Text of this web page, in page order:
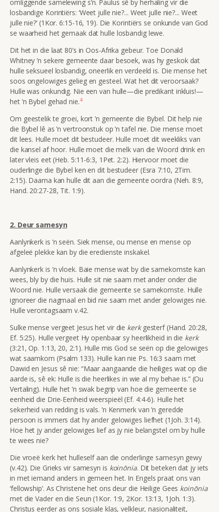
omliggende samelewing s’n. Paulus sê by herhaling vir die
losbandige Korintiërs: ‘Weet julle nie?... Weet julle nie?... Weet
julle nie?’ (1Kor. 6:15-16, 19). Die Korintiërs se onkunde van God
se waarheid het gemaak dat hulle losbandig lewe.
Dit het in die laat 80’s in Oos-Afrika gebeur. Toe Donald
Whitney ’n sekere gemeente daar besoek, was hy geskok dat
hulle seksueel losbandig, oneerlik en verdeeld is. Die mense het
soos ongelowiges gelieg en gesteel. Wat het dit veroorsaak?
Hulle was onkundig. Nie een van hulle—die predikant inkluis!—
het ’n Bybel gehad nie.4
Om geestelik te groei, kort ’n gemeente die Bybel. Dit help nie
die Bybel lê as ’n vertroonstuk op ’n tafel nie. Die mense moet
dit lees. Hulle moet dit bestudeer. Hulle moet dit weekliks van
die kansel af hoor. Hulle moet die melk van die Woord drink en
later vleis eet (Heb. 5:11-6:3, 1Pet. 2:2). Hiervoor moet die
ouderlinge die Bybel ken en dit bestudeer (Esra 7:10, 2Tim.
2:15). Daarna kan hulle dit aan die gemeente oordra (Neh. 8:9,
Hand. 20:27-28, Tit. 1:9).
2. Deur samesyn
Aanlynkerk is ’n seën. Siek mense, ou mense en mense op
afgeleë plekke kan by die eredienste inskakel.
Aanlynkerk is ’n vloek. Baie mense wat by die samekomste kan
wees, bly by die huis. Hulle sit nie saam met ander onder die
Woord nie. Hulle versaak die gemeente se samekomste. Hulle
ignoreer die nagmaal en bid nie saam met ander gelowiges nie.
Hulle verontagsaam v.42.
Sulke mense vergeet Jesus het vir die kerk gesterf (Hand. 20:28,
Ef. 5:25). Hulle vergeet Hy openbaar sy heerlikheid in die kerk
(3:21, Op. 1:13, 20, 2:1). Hulle mis God se seën op die gelowiges
wat saamkom (Psalm 133). Hulle kan nie Ps. 16:3 saam met
Dawid en Jesus sê nie: “Maar aangaande die heiliges wat op die
aarde is, sê ek: Hulle is die heerlikes in wie al my behae is.” (Ou
Vertaling). Hulle het ’n swak begrip van hoe die gemeente se
eenheid die Drie-Eenheid weerspieël (Ef. 4:4-6). Hulle het
sekerheid van redding is vals. ’n Kenmerk van ’n geredde
persoon is immers dat hy ander gelowiges liefhet (1Joh. 3:14).
Hoe het jy ander gelowiges lief as jy nie belangstel om by hulle
te wees nie?
Die vroeë kerk het hulleself aan die onderlinge samesyn gewy
(v.42). Die Grieks vir samesyn is koinōnia. Dit beteken dat jy iets
in met iemand anders in gemeen het. In Engels praat ons van
‘fellowship’. As Christene het ons deur die Heilige Gees koinōnia
met die Vader en die Seun (1Kor. 1:9, 2Kor. 13:13, 1Joh. 1:3).
Christus eerder as ons sosiale klas, velkleur, nasionaliteit,